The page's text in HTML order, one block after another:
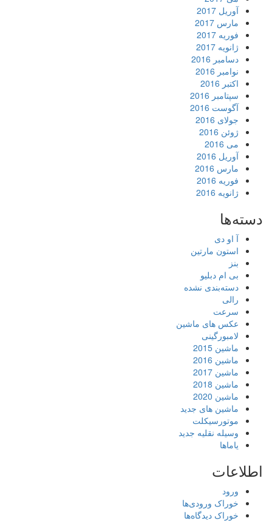
آوریل 2017
مارس 2017
فوریه 2017
ژانویه 2017
دسامبر 2016
نوامبر 2016
اکتبر 2016
سپتامبر 2016
آگوست 2016
جولای 2016
ژوئن 2016
می 2016
آوریل 2016
مارس 2016
فوریه 2016
ژانویه 2016
دسته‌ها
آ او دی
استون مارتین
بنز
بی ام دبلیو
دسته‌بندی نشده
رالی
سرعت
عکس های ماشین
لامبورگینی
ماشین 2015
ماشین 2016
ماشین 2017
ماشین 2018
ماشین 2020
ماشین های جدید
موتورسیکلت
وسیله نقلیه جدید
یاماها
اطلاعات
ورود
خوراک ورودی‌ها
خوراک دیدگاه‌ها